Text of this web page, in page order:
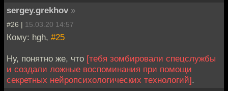
sergey.grekhov »
#26 | 15.03.20 14:57
Кому: hgh, #25
Ну, понятно же, что [тебя зомбировали спецслужбы
и создали ложные воспоминания при помощи
секретных нейропсихологических технологий].